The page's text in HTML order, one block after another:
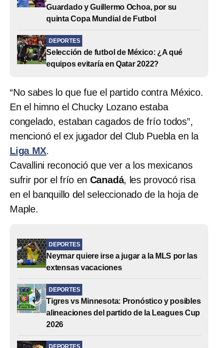
Guardado y Guillermo Ochoa, por su
quinta Copa Mundial de Futbol
DEPORTES
Selección de futbol de México: ¿A qué
equipos evitaría en Qatar 2022?
“No sabes lo que fue el partido contra México.
En el himno el Chucky Lozano estaba
congelado, estaban cagados de frío todos”,
mencionó el ex jugador del Club Puebla en la
Liga MX.
Cavallini reconoció que ver a los mexicanos
sufrir por el frío en Canadá, les provocó risa
en el banquillo del seleccionado de la hoja de
Maple.
DEPORTES
Neymar quiere irse a jugar a la MLS por las
extensas vacaciones
DEPORTES
Tigres vs Minnesota: Pronóstico y posibles
alineaciones del partido de la Leagues Cup
2026
DEPORTES